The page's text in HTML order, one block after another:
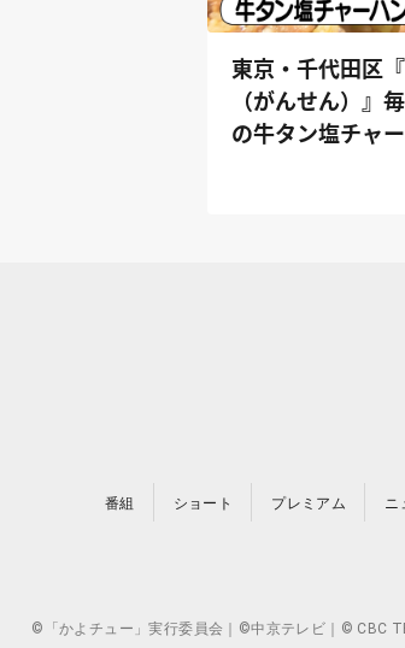
東京・千代田区
（がんせん）』
の牛タン塩チャ
番組 ショート プレミアム ニ
©「かよチュー」実行委員会｜©中京テレビ｜© CBC